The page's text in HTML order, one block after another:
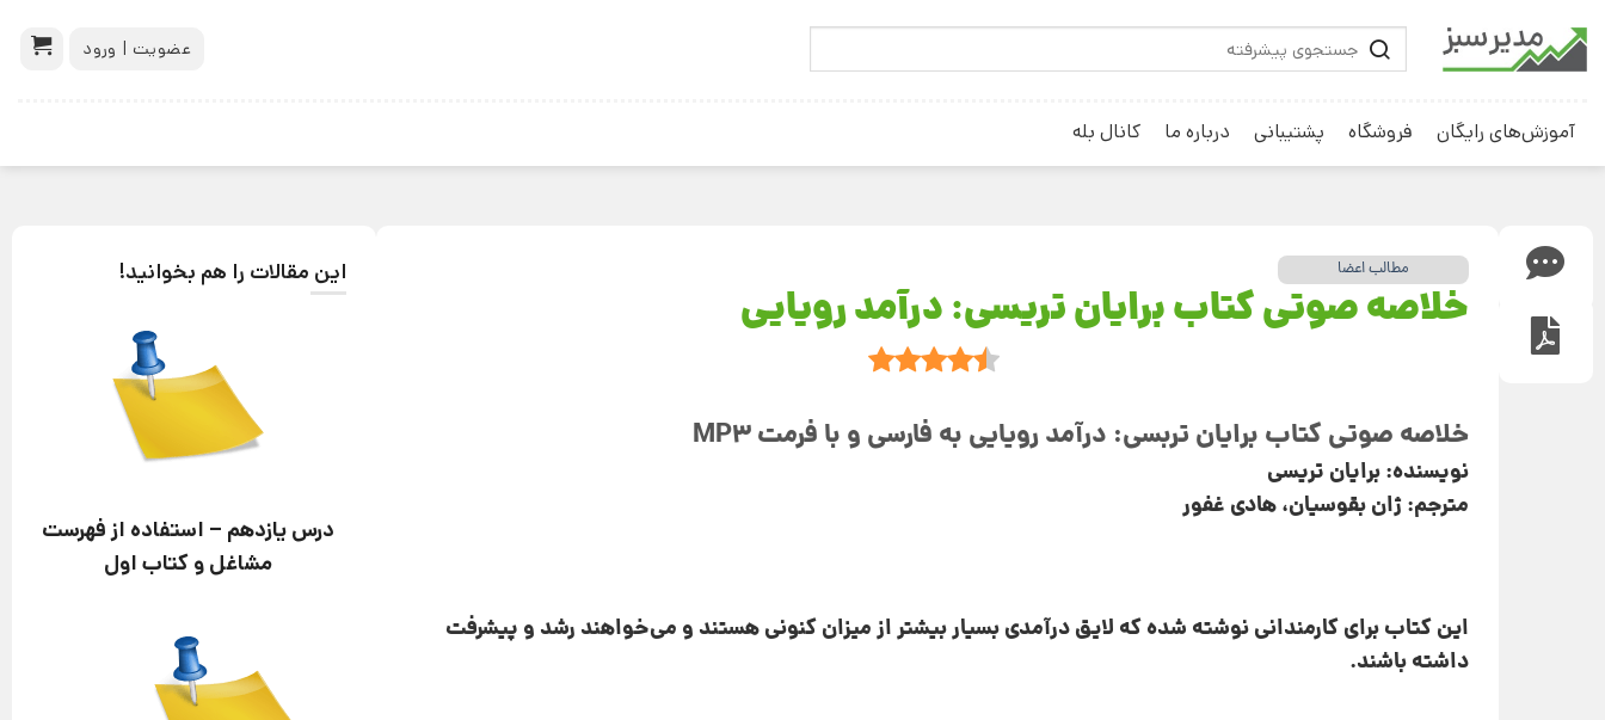
عضویت | ورود
آموزش‌های رایگان فروشگاه پشتیبانی درباره ما کانال بله
مطالب اعضا
خلاصه صوتی کتاب برایان تریسی: درآمد رویایی
خلاصه صوتی کتاب برایان تربسی: درآمد رویایی به فارسی و با فرمت MP3
نویسنده: برایان تریسی
مترجم: ژان بقوسیان، هادی غفور
این کتاب برای کارمندانی نوشته شده که لایق درآمدی بسیار بیشتر از میزان کنونی هستند و می‌خواهند رشد و پیشرفت
داشته باشند.
این مقالات را هم بخوانید!
درس یازدهم – استفاده از فهرست
مشاغل و کتاب اول